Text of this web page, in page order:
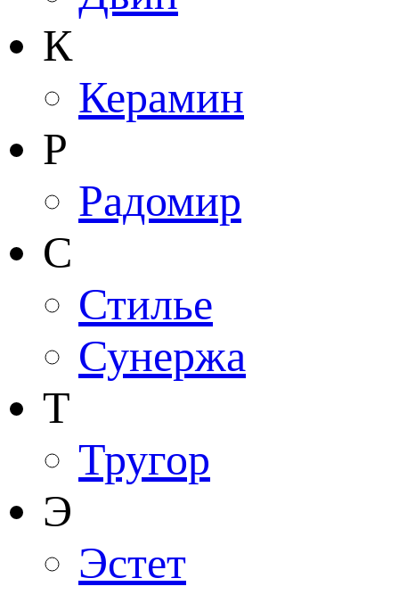
К
Керамин
Р
Радомир
С
Стилье
Сунержа
Т
Тругор
Э
Эстет